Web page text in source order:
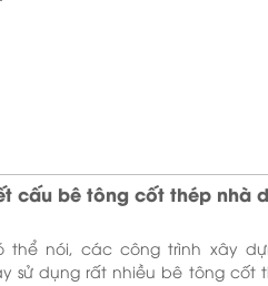
cấu bê tông cốt thép nhà
thể nói, các công trình xây
sử dụng rất nhiều bê tông cốt